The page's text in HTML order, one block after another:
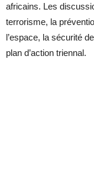
africains. Les
terrorisme, la
l’espace, la sécurité
plan d’action triennal.